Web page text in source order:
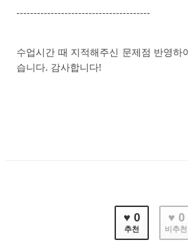
---------------------------------------
수업시간 때 지적해주신 문제점 반영하
습니다. 감사합니다!
♥ 0
추천
♥ 0
비추천